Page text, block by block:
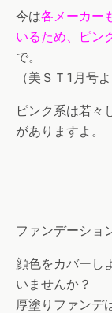
今は各メーカー
いるため、ピン
で。
（美ＳＴ1月号よ
ピンク系は若々
がありますよ。
ファンデーショ
顔色をカバーし
いませんか？
厚塗りファンデ